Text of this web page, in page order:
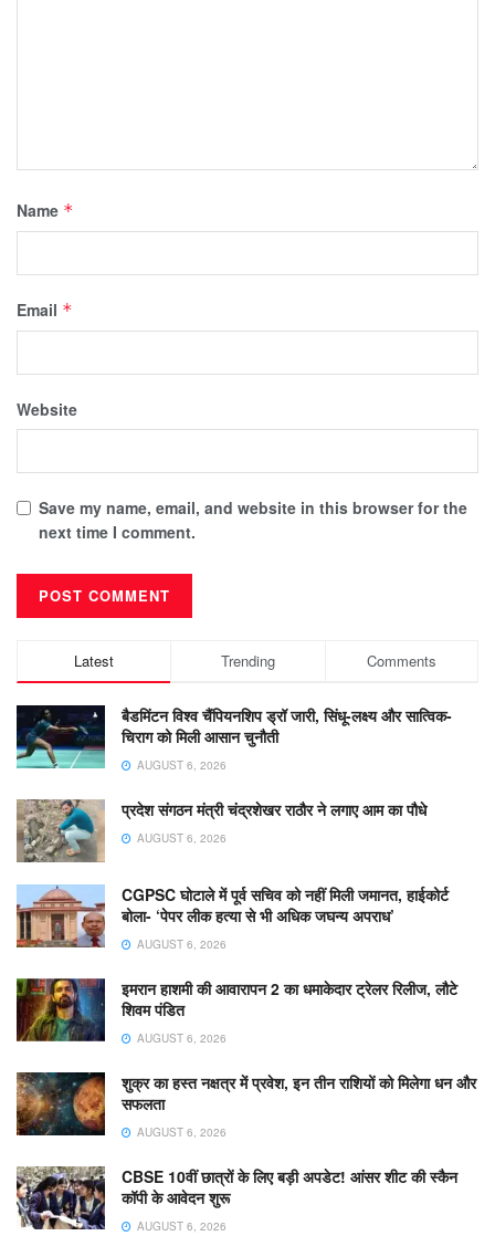
Name *
Email *
Website
Save my name, email, and website in this browser for the
next time I comment.
Latest Trending Comments
बैडमिंटन विश्व चैंपियनशिप ड्रॉ जारी, सिंधू-लक्ष्य और सात्विक-
चिराग को मिली आसान चुनौती
AUGUST 6, 2026
प्रदेश संगठन मंत्री चंद्रशेखर राठौर ने लगाए आम का पौधे
AUGUST 6, 2026
CGPSC घोटाले में पूर्व सचिव को नहीं मिली जमानत, हाईकोर्ट
बोला- ‘पेपर लीक हत्या से भी अधिक जघन्य अपराध’
AUGUST 6, 2026
इमरान हाशमी की आवारापन 2 का धमाकेदार ट्रेलर रिलीज, लौटे
शिवम पंडित
AUGUST 6, 2026
शुक्र का हस्त नक्षत्र में प्रवेश, इन तीन राशियों को मिलेगा धन और
सफलता
AUGUST 6, 2026
CBSE 10वीं छात्रों के लिए बड़ी अपडेट! आंसर शीट की स्कैन
कॉपी के आवेदन शुरू
AUGUST 6, 2026